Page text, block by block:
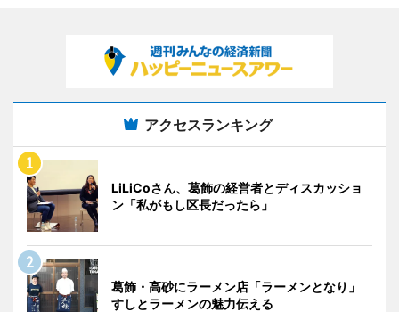
アクセスランキング
LiLiCoさん、葛飾の経営者とディスカッショ
ン「私がもし区長だったら」
葛飾・高砂にラーメン店「ラーメンとなり」
すしとラーメンの魅力伝える